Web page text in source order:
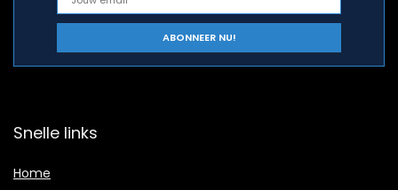
Snelle links
Home